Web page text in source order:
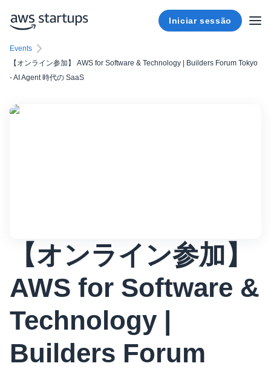
Iniciar sessão
Events
【オンライン参加】 AWS for Software & Technology | Builders Forum Tokyo
- AI Agent 時代の SaaS
【オンライン参加】
AWS for Software &
Technology |
Builders Forum